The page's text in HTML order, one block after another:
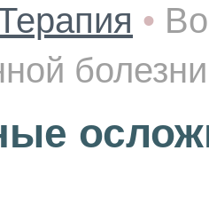
•
болезни